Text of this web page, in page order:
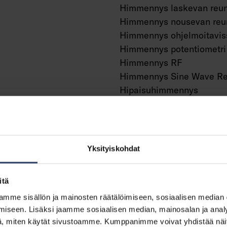
Yksityiskohdat
sisällön ja mainosten räätälöimiseen, sosiaalisen
Lisäksi jaamme sosiaalisen median, mainosalan ja
miten käytät sivustoamme. Kumppanimme voivat yhdistää
Himmennys laskevan
Himmennys nousevan
Himmennys
Himmennys potentiometri
Himmennys RF
Himmennys Sine Wave
Hipaisuhimmennys
Sisältää
Bluetooth -ohjattava
Yhteensopiva Casambi-